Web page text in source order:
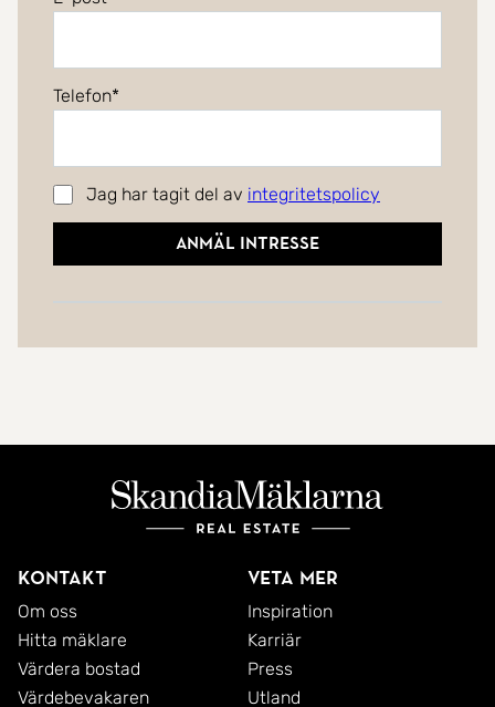
Telefon
Jag har tagit del av integritetspolicy
Anmäl intresse
Kontakt
Om oss
Hitta mäklare
Värdera bostad
Värdebevakaren
Veta mer
Inspiration
Karriär
Press
Utland